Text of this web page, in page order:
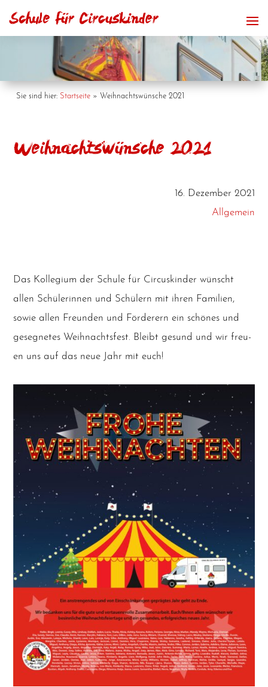
Sie sind hier: Startseite » Weihnachtswünsche 2021
Weihnachtswünsche 2021
16. Dezember 2021
Allgemein
Das Kol­le­gi­um der Schu­le für Cir­cus­kin­der wünscht
allen Schü­le­rin­nen und Schü­lern mit ihren Fami­li­en,
sowie allen Freun­den und För­de­rern ein schö­nes und
geseg­ne­tes Weih­nachts­fest. Bleibt gesund und wir freu­
en uns auf das neue Jahr mit euch!